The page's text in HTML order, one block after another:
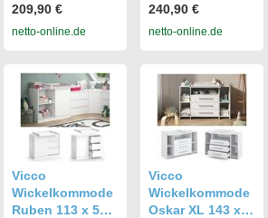
Wickeltisch inkl.
Wickelauflage
209,90 €
netto-online.de
Grau,
Wickelauflage,
240,90 €
netto-online.de
Vicco
Wickelkommode
Ruben 113 x 53
Vicco
Wickelkommode
Oskar XL 143 x